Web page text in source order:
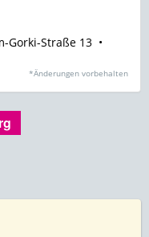
Gorki-Straße 13 •
*Änderungen vorbehalten